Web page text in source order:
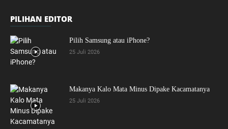
PILIHAN EDITOR
Pilih Samsung atau iPhone?
25 Juli 2026
Makanya Kalo Mata Minus Dipake Kacamatanya
25 Juli 2026